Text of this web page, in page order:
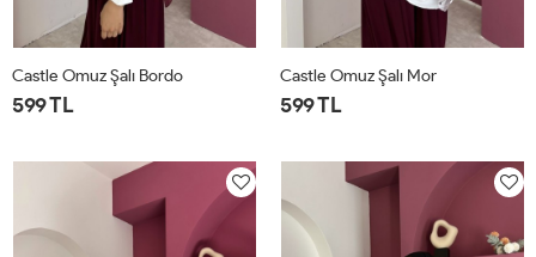
Castle Omuz Şalı Bordo
599 TL
Castle Omuz Şalı Mor
599 TL